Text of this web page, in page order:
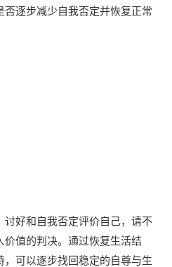
逐步减少自我否定并恢复正常
好和自我否定评价自己，请不
值的判决。通过恢复生活结
可以逐步找回稳定的自尊与生